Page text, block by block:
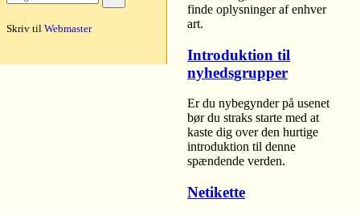
Skriv til Webmaster
finde oplysninger af enhver
art.
Introduktion til
nyhedsgrupper
Er du nybegynder på usenet
bør du straks starte med at
kaste dig over den hurtige
introduktion til denne
spændende verden.
Netikette